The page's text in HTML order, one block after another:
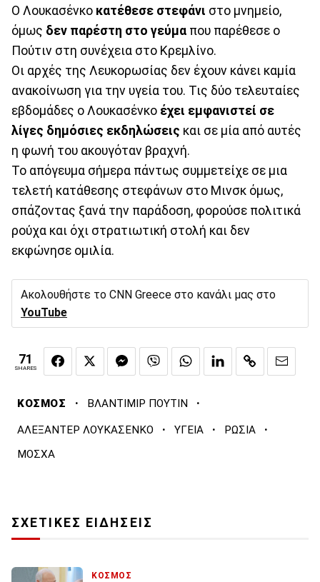
Ο Λουκασένκο κατέθεσε στεφάνι στο μνημείο,
όμως δεν παρέστη στο γεύμα που παρέθεσε ο
Πούτιν στη συνέχεια στο Κρεμλίνο.
Οι αρχές της Λευκορωσίας δεν έχουν κάνει καμία
ανακοίνωση για την υγεία του. Τις δύο τελευταίες
εβδομάδες ο Λουκασένκο έχει εμφανιστεί σε
λίγες δημόσιες εκδηλώσεις και σε μία από αυτές
η φωνή του ακουγόταν βραχνή.
Το απόγευμα σήμερα πάντως συμμετείχε σε μια
τελετή κατάθεσης στεφάνων στο Μινσκ όμως,
σπάζοντας ξανά την παράδοση, φορούσε πολιτικά
ρούχα και όχι στρατιωτική στολή και δεν
εκφώνησε ομιλία.
Ακολουθήστε το CNN Greece στο κανάλι μας στο
YouTube
71
SHARES
ΚΟΣΜΟΣ · ΒΛΑΝΤΙΜΙΡ ΠΟΥΤΙΝ ·
ΑΛΕΞΑΝΤΕΡ ΛΟΥΚΑΣΕΝΚΟ · ΥΓΕΙΑ · ΡΩΣΙΑ ·
ΜΟΣΧΑ
ΣΧΕΤΙΚΕΣ ΕΙΔΗΣΕΙΣ
ΚΟΣΜΟΣ